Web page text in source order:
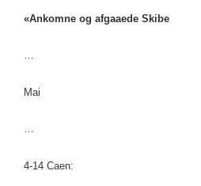
«Ankomne og afgaaede Skibe
…
Mai
…
4-14 Caen: